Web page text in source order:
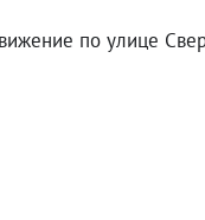
по улице